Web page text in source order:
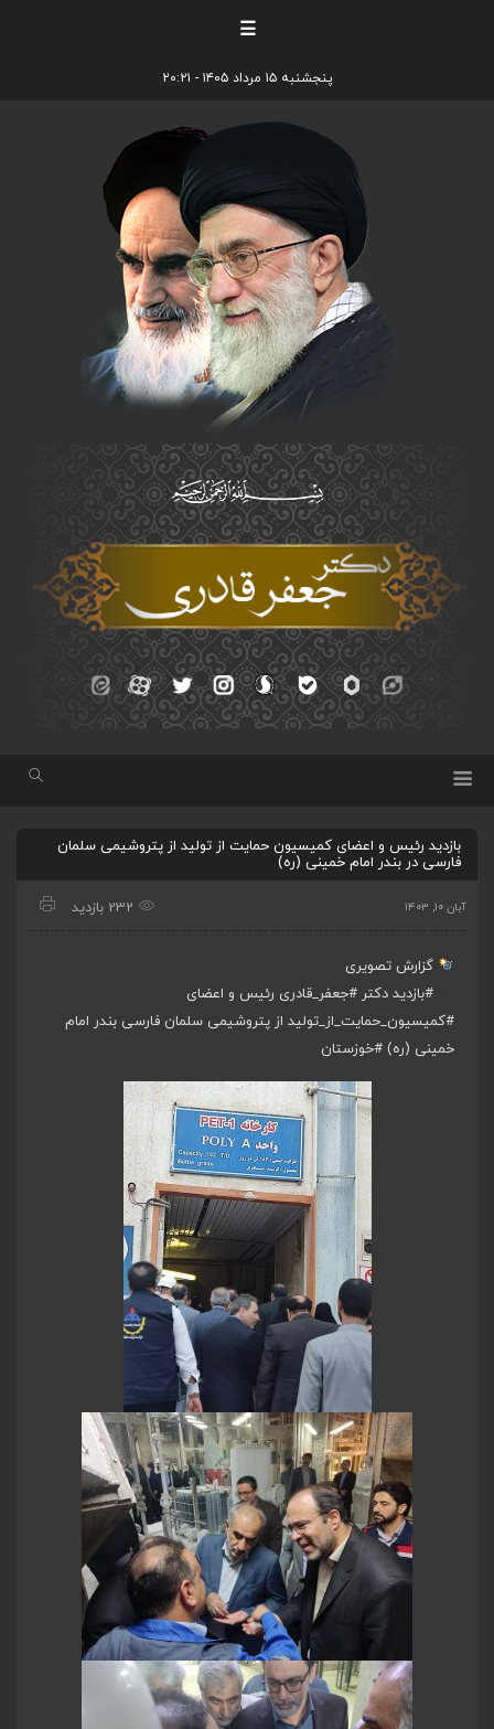
☰
پنجشنبه ۱۵ مرداد ۱۴۰۵ - ۲۰:۲۱
بازدید رئیس و اعضای کمیسیون حمایت از تولید از پتروشیمی سلمان
فارسی در بندر امام خمینی (ره)
آبان ۱۰, ۱۴۰۳ 232 بازدید
گزارش تصویری
#بازدیددکتر #جعفر_قادری رئیس و اعضای
#کمیسیون_حمایت_از_تولید از پتروشیمی سلمان فارسی بندر امام
خمینی (ره) #خوزستان